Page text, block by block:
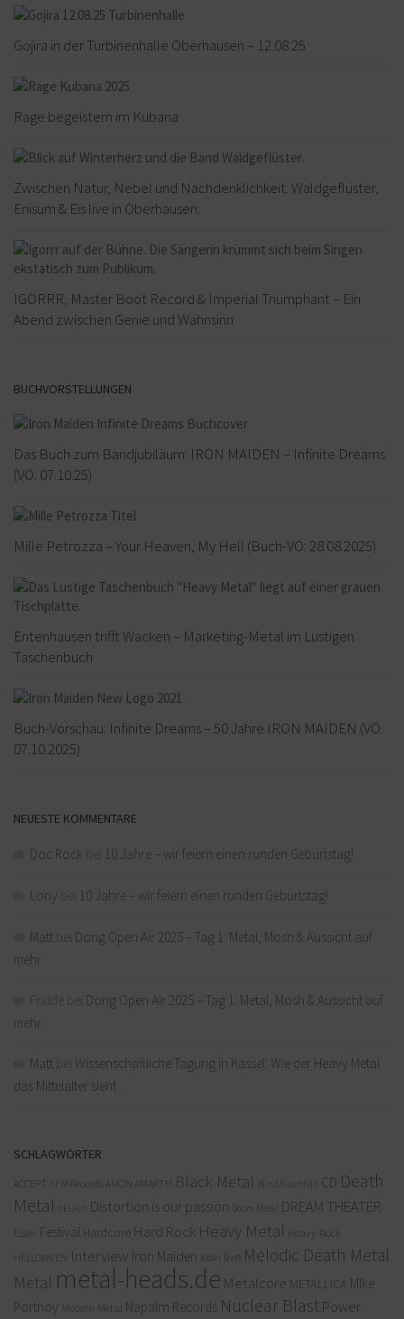
Gojira in der Turbinenhalle Oberhausen – 12.08.25
Rage begeistern im Kubana
Zwischen Natur, Nebel und Nachdenklichkeit: Waldgeflüster,
Enisum & Eïs live in Oberhausen:
IGORRR, Master Boot Record & Imperial Triumphant – Ein
Abend zwischen Genie und Wahnsinn
BUCHVORSTELLUNGEN
Das Buch zum Bandjubiläum: IRON MAIDEN – Infinite Dreams
(VÖ: 07.10.25)
Mille Petrozza – Your Heaven, My Hell (Buch-VÖ: 28.08.2025)
Entenhausen trifft Wacken – Marketing-Metal im Lustigen
Taschenbuch
Buch-Vorschau: Infinite Dreams – 50 Jahre IRON MAIDEN (VÖ:
07.10.2025)
NEUESTE KOMMENTARE
Doc Rock 10 Jahre – wir feiern einen runden Geburtstag!
Lony 10 Jahre – wir feiern einen runden Geburtstag!
Matt
Dong Open Air 2025 – Tag 1: Metal, Mosh & Aussicht auf
mehr
Dong Open Air 2025 – Tag 1: Metal, Mosh & Aussicht auf
mehr
Matt
Wissenschaftliche Tagung in Kassel: Wie der Heavy Metal
das Mittelalter sieht
SCHLAGWÖRTER
ACCEPT AFM Records AMON AMARTH Black Metal Blind Guardian CD Death
Metal
DELAIN Distortion is our passion Doom Metal DREAM THEATER
Essen Festival Hardcore Hard Rock Heavy Metal Heavy Rock
HELLOWEEN Interview Iron Maiden Köln live Melodic Death Metal
Metal metal-heads.de Metalcore METALLICA MIke
Portnoy Modern Metal Napalm Records Nuclear Blast Power